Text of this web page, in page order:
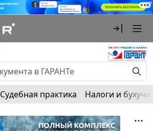
Судебная практика Налоги и